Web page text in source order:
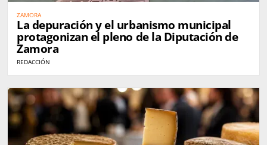
ZAMORA
La depuración y el urbanismo municipal
protagonizan el pleno de la Diputación de
Zamora
REDACCIÓN